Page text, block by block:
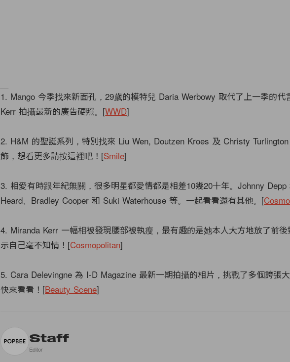
1. Mango 今季找來新面孔，29歲的模特兒 Daria Werbowy 取代了上一季的代
Kerr 拍攝最新的廣告硬照。[WWD]
2. H&M 的聖誕系列，特別找來 Liu Wen, Doutzen Kroes 及 Christy
飾，想看更多請按這裡吧！[Smile]
3. 相愛有時跟年紀無關，很多明星都愛情都是相差10幾20十年。Johnny
Heard、Bradley Cooper 和 Suki Waterhouse 等。一起看看還有其他。[
4. Miranda Kerr 一幅相被發現腰部被執瘦，最有趣的是她本人大方地放了前
示自己毫不知情！[Cosmopolitan]
5. Cara Delevingne 為 I-D Magazine 最新一期拍攝的相片，挑戰了多個誇張
快來看看！[Beauty Scene]
Staff
Editor